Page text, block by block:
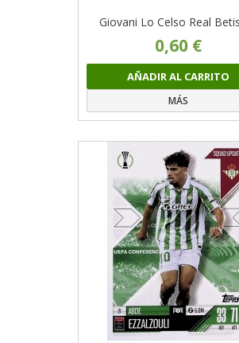
Giovani Lo Celso Real
0,60 €
AÑADIR AL CARRITO
MÁS